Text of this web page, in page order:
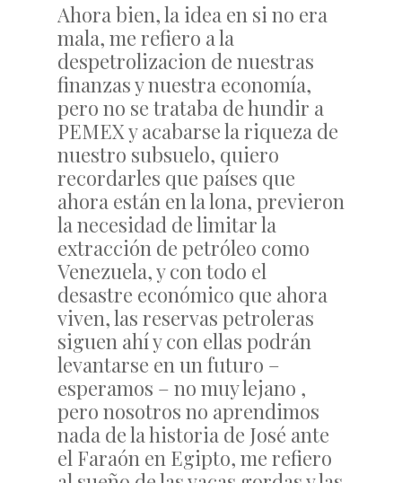
Ahora bien, la idea en si no era
mala, me refiero a la
despetrolizacion de nuestras
finanzas y nuestra economía,
pero no se trataba de hundir a
PEMEX y acabarse la riqueza de
nuestro subsuelo, quiero
recordarles que países que
ahora están en la lona, previeron
la necesidad de limitar la
extracción de petróleo como
Venezuela, y con todo el
desastre económico que ahora
viven, las reservas petroleras
siguen ahí y con ellas podrán
levantarse en un futuro –
esperamos – no muy lejano ,
pero nosotros no aprendimos
nada de la historia de José ante
el Faraón en Egipto, me refiero